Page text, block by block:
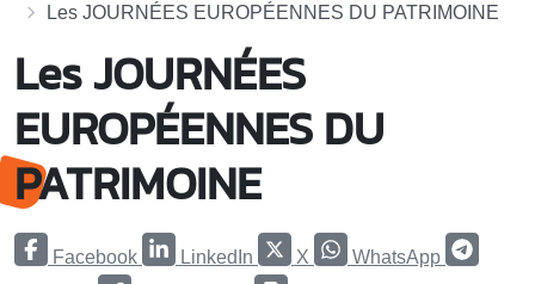
Les JOURNÉES EUROPÉENNES DU PATRIMOINE
Les JOURNÉES
EUROPÉENNES DU
PATRIMOINE
Facebook LinkedIn X WhatsApp